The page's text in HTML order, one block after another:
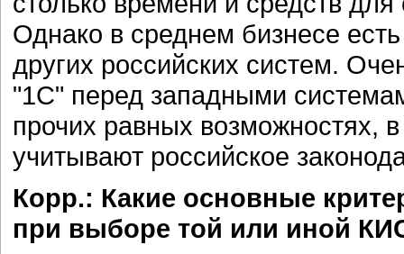
Однако в среднем бизнесе
других российских систем.
"1С" перед западными
прочих равных возможностях,
учитывают российское
Корр.: Какие основные
при выборе той или иной